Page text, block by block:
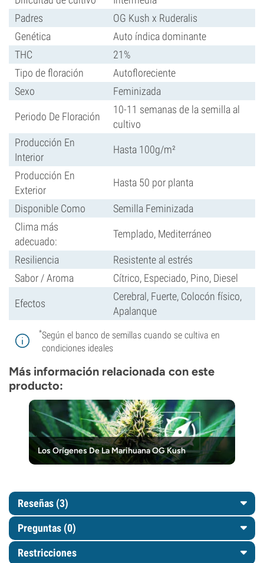
Padres
OG Kush x Ruderalis
Genética
Auto índica dominante
THC
21%
Tipo de floración
Autofloreciente
Sexo
Feminizada
Periodo De Floración
10-11 semanas de la semilla al
cultivo
Producción En
Interior
Hasta 100g/m²
Producción En
Exterior
Hasta 50 por planta
Disponible Como
Semilla Feminizada
Clima más
adecuado:
Templado, Mediterráneo
Resiliencia
Resistente al estrés
Sabor / Aroma
Cítrico, Especiado, Pino, Diesel
Efectos
Cerebral, Fuerte, Colocón físico,
Apalanque
*Según el banco de semillas cuando se cultiva en
condiciones ideales
Más información relacionada con este
producto:
Los Orígenes De La Marihuana OG Kush
Reseñas (3)
Preguntas (0)
Restricciones